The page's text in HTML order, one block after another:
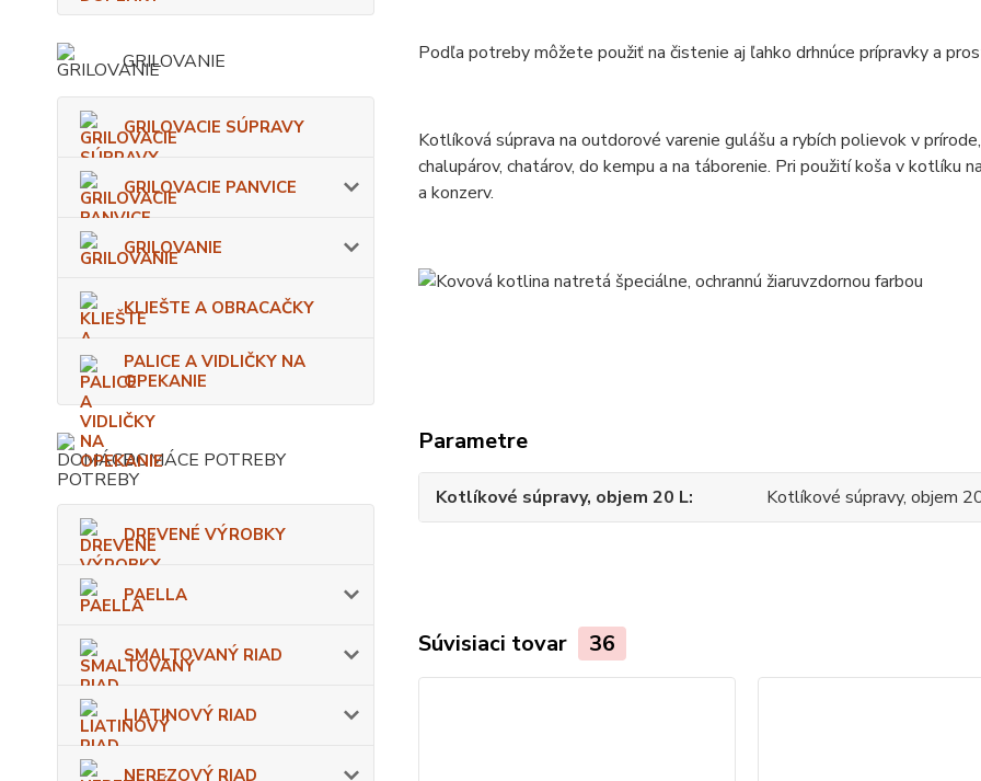
GRILOVANIE
GRILOVACIE SÚPRAVY
GRILOVACIE PANVICE
GRILOVANIE
KLIEŠTE A OBRACAČKY
PALICE A VIDLIČKY NA
OPEKANIE
DOMÁCE POTREBY
DREVENÉ VÝROBKY
PAELLA
SMALTOVANÝ RIAD
LIATINOVÝ RIAD
NEREZOVÝ RIAD
Podľa potreby môžete použiť na čistenie aj ľahko drhnúce prípravky a
Kotlíková súprava na outdorové varenie gulášu a rybích polievok v
chalupárov, chatárov, do kempu a na táborenie. Pri použití koša v kotlíku
a konzerv.
Parametre
Kotlíkové súpravy, objem 20 L Kotlíkové súpravy, objem
Súvisiaci tovar 36